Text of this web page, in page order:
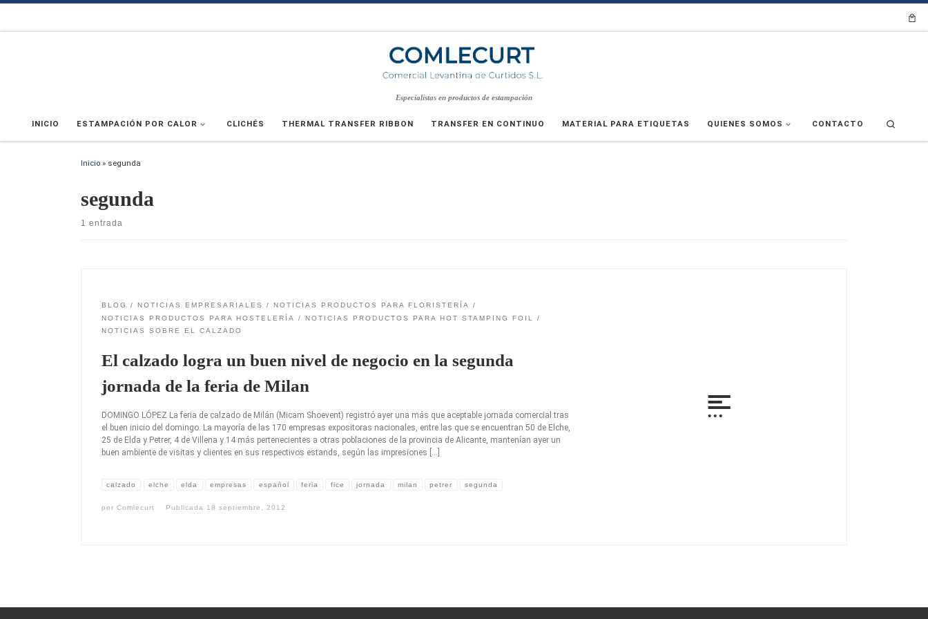
Especialistas en productos de estampación
INICIO ESTAMPACIÓN POR CALOR CLICHÉS THERMAL TRANSFER RIBBON TRANSFER EN CONTINUO MATERIAL PARA ETIQUETAS QUIENES SOMOS CONTACTO
Inicio » segunda
segunda
1 entrada
BLOG NOTICIAS EMPRESARIALES
NOTICIAS PRODUCTOS PARA FLORISTERÍA
NOTICIAS PRODUCTOS PARA HOSTELERÍA
NOTICIAS PRODUCTOS PARA HOT STAMPING FOIL
NOTICIAS SOBRE EL CALZADO
El calzado logra un buen nivel de negocio en la segunda
jornada de la feria de Milan
DOMINGO LÓPEZ La feria de calzado de Milán (Micam Shoevent) registró ayer una más que aceptable jornada comercial tras
el buen inicio del domingo. La mayoría de las 170 empresas expositoras nacionales, entre las que se encuentran 50 de Elche,
25 de Elda y Petrer, 4 de Villena y 14 más pertenecientes a otras poblaciones de la provincia de Alicante, mantenían ayer un
buen ambiente de visitas y clientes en sus respectivos estands, según las impresiones […]
calzado elche elda empresas español feria fice jornada milan petrer segunda
por Comlecurt Publicada 18 septiembre, 2012